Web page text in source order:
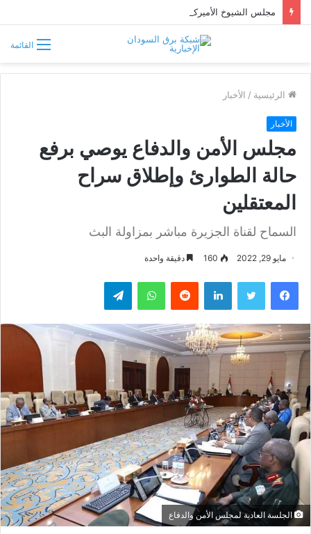
القائمة
الرئيسية / الأخبار
الأخبار
مجلس الأمن والدفاع يوصي برفع
حالة الطوارئ وإطلاق سراح
المعتقلين
السماح لقناة الجزيرة مباشر بمزاولة البث
مايو 29, 2022 160 دقيقة واحدة
فيسبوك تويتر لينكدإن واتساب تيلقرام
الجلسة العادية لمجلس الأمن والدفاع